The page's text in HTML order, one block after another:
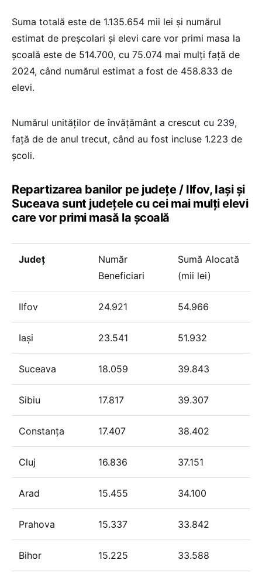
Suma totală este de 1.135.654 mii lei și numărul
estimat de preșcolari și elevi care vor primi masa la
școală este de 514.700, cu 75.074 mai mulți față de
2024, când numărul estimat a fost de 458.833 de
elevi.
Numărul unităților de învățământ a crescut cu 239,
față de de anul trecut, când au fost incluse 1.223 de
școli.
Repartizarea banilor pe județe / Ilfov, Iași și
Suceava sunt județele cu cei mai mulți elevi
care vor primi masă la școală
Județ
Număr
Beneficiari
Sumă Alocată
(mii lei)
Ilfov 24.921 54.966
Iași 23.541 51.932
Suceava 18.059 39.843
Sibiu 17.817 39.307
Constanța 17.407 38.402
Cluj 16.836 37.151
Arad 15.455 34.100
Prahova 15.337 33.842
Bihor 15.225 33.588